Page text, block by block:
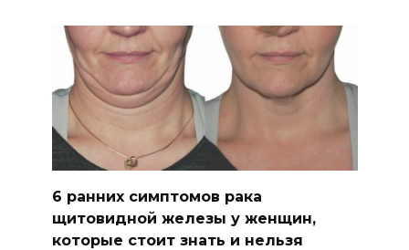
6 ранних симптомов рака
щитовидной железы у женщин,
которые стоит знать и нельзя